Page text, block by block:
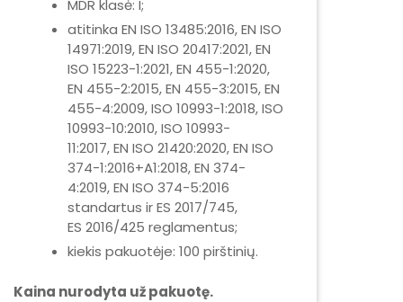
MDR klasė: I;
atitinka EN ISO 13485:2016, EN ISO
14971:2019, EN ISO 20417:2021, EN
ISO 15223-1:2021, EN 455-1:2020,
EN 455-2:2015, EN 455-3:2015, EN
455-4:2009, ISO 10993-1:2018, ISO
10993-10:2010, ISO 10993-
11:2017, EN ISO 21420:2020, EN ISO
374-1:2016+A1:2018, EN 374-
4:2019, EN ISO 374-5:2016
standartus ir ES 2017/745,
ES 2016/425 reglamentus;
kiekis pakuotėje: 100 pirštinių.
Kaina nurodyta už pakuotę.